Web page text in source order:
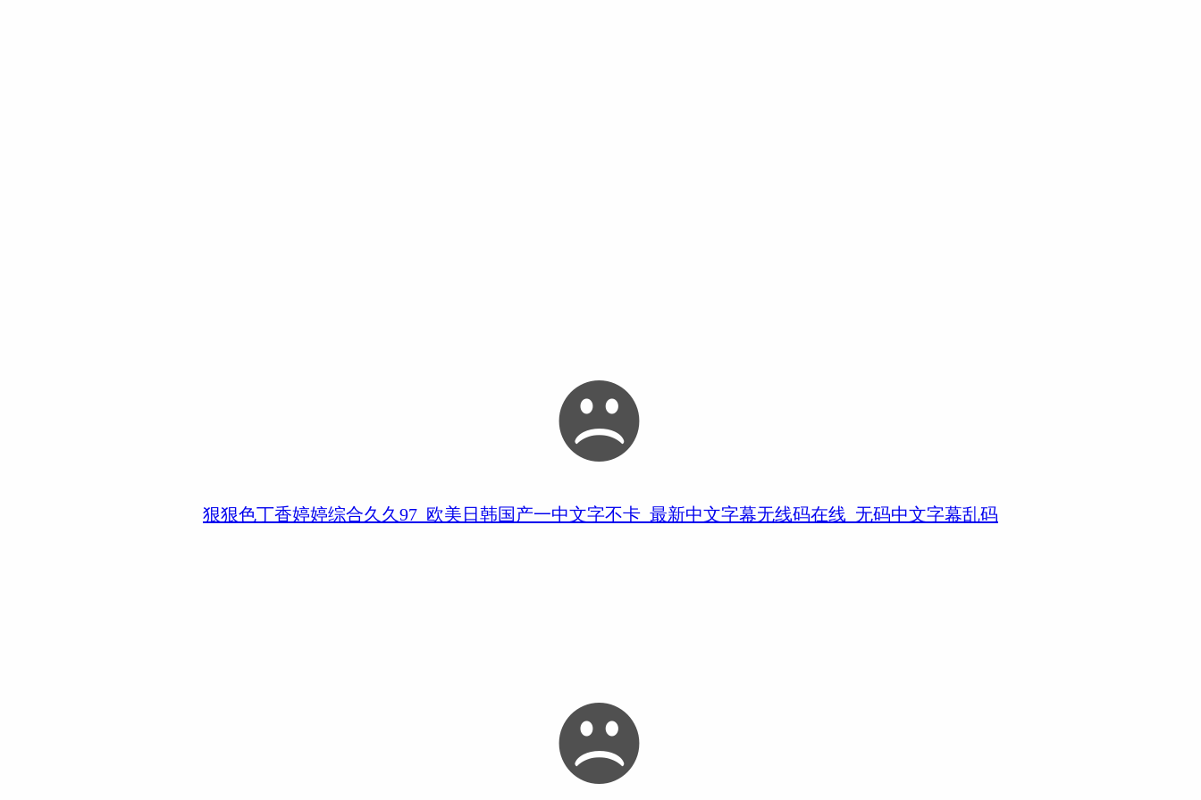
狠狠色丁香婷婷综合久久97_欧美日韩国产一中文字不卡_最新中文字幕无线码在线_无码中文字幕乱码